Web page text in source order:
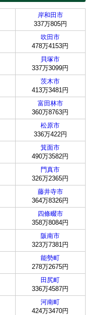
岸和田市
337万805円
吹田市
478万4153円
貝塚市
337万3099円
茨木市
413万3481円
富田林市
360万8763円
松原市
336万422円
箕面市
490万3582円
門真市
326万2365円
藤井寺市
364万8326円
四條畷市
358万8084円
阪南市
323万7381円
能勢町
278万2675円
田尻町
336万4587円
河南町
424万3470円